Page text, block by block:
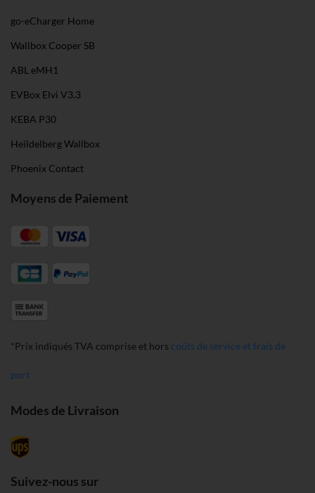
go-eCharger Home
Wallbox Cooper SB
ABL eMH1
EVBox Elvi V3.3
KEBA P30
Heildelberg Wallbox
Phoenix Contact
Moyens de Paiement
*Prix indiqués TVA comprise et hors coûts de service et frais de
port
Modes de Livraison
Suivez-nous sur